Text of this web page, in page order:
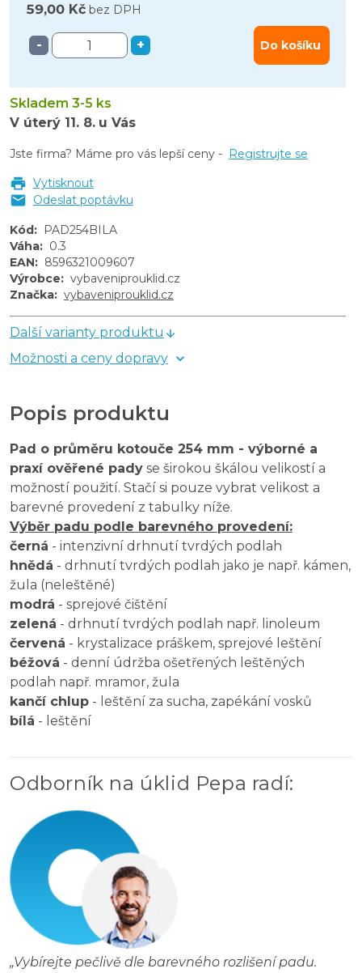
59,00 Kč bez DPH
- + Do košíku
Skladem 3-5 ks
V úterý 11. 8. u Vás
Jste firma? Máme pro vás lepší ceny - Registrujte se
Vytisknout
Odeslat poptávku
Kód: PAD254BILA
Váha: 0.3
EAN: 8596321009607
Výrobce: vybaveniprouklid.cz
Značka: vybaveniprouklid.cz
Další varianty produktu
Možnosti a ceny dopravy
Popis produktu
Pad o průměru kotouče 254 mm - výborné a
praxí ověřené pady se širokou škálou velikostí a
možností použití. Stačí si pouze vybrat velikost a
barevné provedení z tabulky níže.
Výběr padu podle barevného provedení:
černá - intenzivní drhnutí tvrdých podlah
hnědá - drhnutí tvrdých podlah jako je např. kámen,
žula (neleštěné)
modrá - sprejové čištění
zelená - drhnutí tvrdých podlah např. linoleum
červená - krystalizace práškem, sprejové leštění
béžová - denní údržba ošetřených leštěných
podlah např. mramor, žula
kančí chlup - leštění za sucha, zapékání vosků
bílá - leštění
Odborník na úklid Pepa radí:
„Vybírejte pečlivě dle barevného rozlišení padu.